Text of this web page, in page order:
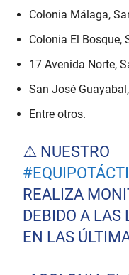
Colonia Málaga,
Colonia El Bosque,
17 Avenida Norte,
San José
Entre otros.
⚠️ NUESTRO
REALIZA
DEBIDO A LAS
EN LAS